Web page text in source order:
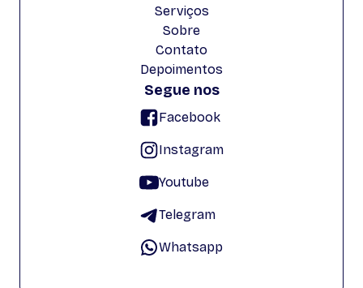
Serviços
Sobre
Contato
Depoimentos
Segue nos
Facebook
Instagram
Youtube
Telegram
Whatsapp